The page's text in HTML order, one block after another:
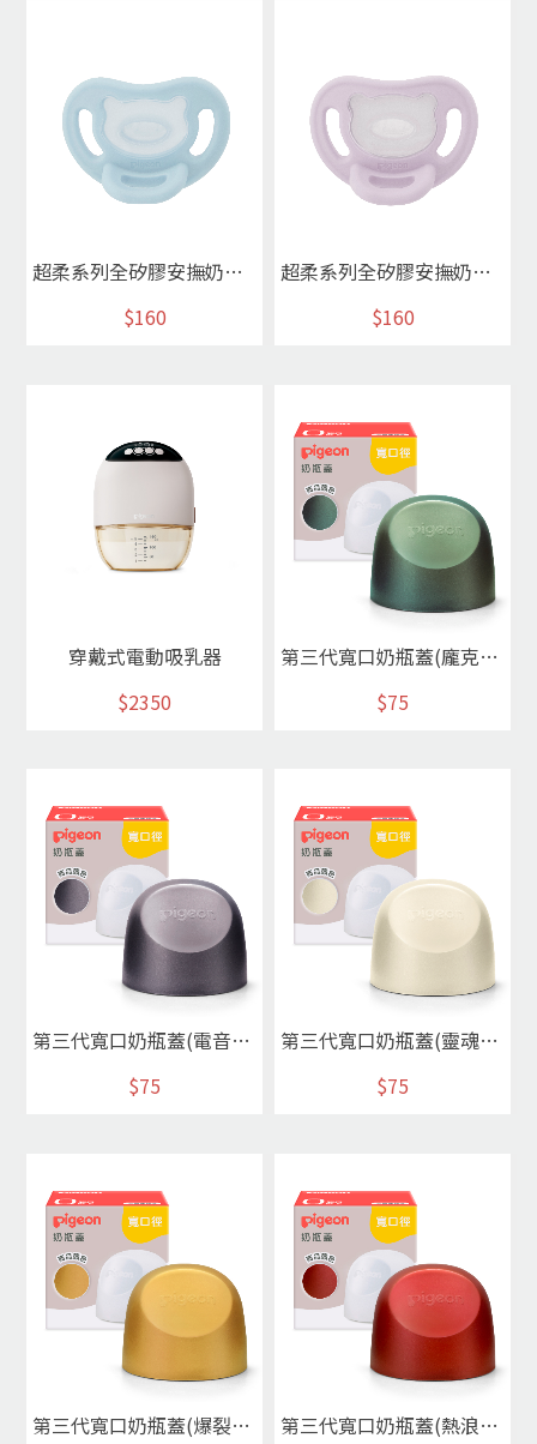
超柔系列全矽膠安撫奶嘴S(天使藍)
$160
超柔系列全矽膠安撫奶嘴S(紫羅蘭)
$160
穿戴式電動吸乳器
$2350
第三代寬口奶瓶蓋(龐克綠)
$75
第三代寬口奶瓶蓋(電音灰)
$75
第三代寬口奶瓶蓋(靈魂白)
$75
第三代寬口奶瓶蓋(爆裂黃) 第三代寬口奶瓶蓋(熱浪紅)